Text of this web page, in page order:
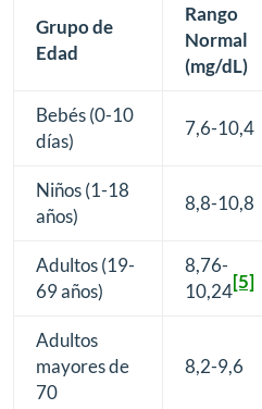
Grupo de
Edad
Rango
Normal
(mg/dL)
Bebés (0-10
días)
7,6-10,4
Niños (1-18
años)
8,8-10,8
Adultos (19-
69 años)
8,76-
10,24[5]
Adultos
mayores de
70
8,2-9,6